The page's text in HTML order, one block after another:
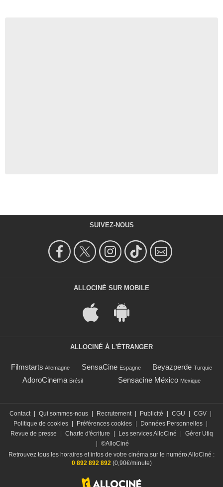
SUIVEZ-NOUS
ALLOCINÉ SUR MOBILE
ALLOCINÉ À L'ÉTRANGER
Filmstarts Allemagne SensaCine Espagne Beyazperde Turquie
AdoroCinema Brésil Sensacine México Mexique
Contact Qui sommes-nous Recrutement Publicité CGU CGV
Politique de cookies
Préférences cookies Données Personnelles
Revue de presse
Charte d'écriture Les services AlloCiné
Gérer Utiq
©AlloCiné
Retrouvez tous les horaires et infos de votre cinéma sur le numéro AlloCiné :
0 892 892 892(0,90€/minute)